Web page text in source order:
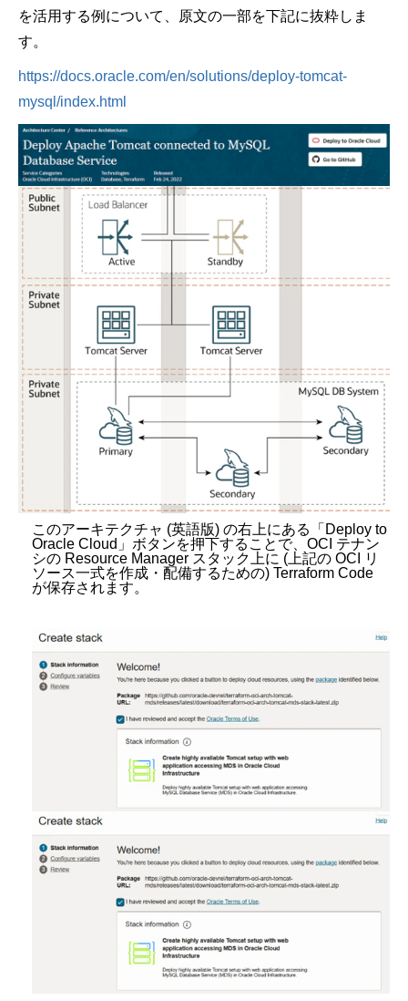
を活用する例について、原文の一部を下記に抜粋しま
す。
https://docs.oracle.com/en/solutions/deploy-tomcat-
mysql/index.html
このアーキテクチャ (英語版) の右上にある「 Deploy to
Oracle Cloud 」ボタンを押下することで、 OCI テナン
シのResource Manager スタック上に (上記のOCI
リ
ソース一式を作成・配備するための) Terraform Code
が保存されます。